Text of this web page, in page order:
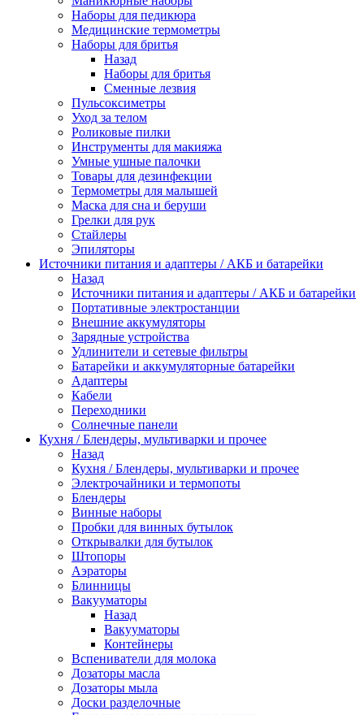
Наборы для педикюра
Медицинские термометры
Наборы для бритья
Назад
Наборы для бритья
Сменные лезвия
Пульсоксиметры
Уход за телом
Роликовые пилки
Инструменты для макияжа
Умные ушные палочки
Товары для дезинфекции
Термометры для малышей
Маска для сна и беруши
Грелки для рук
Стайлеры
Эпиляторы
Источники питания и адаптеры / АКБ и батарейки
Назад
Источники питания и адаптеры / АКБ и батарейки
Портативные электростанции
Внешние аккумуляторы
Зарядные устройства
Удлинители и сетевые фильтры
Батарейки и аккумуляторные батарейки
Адаптеры
Кабели
Переходники
Солнечные панели
Кухня / Блендеры, мультиварки и прочее
Назад
Кухня / Блендеры, мультиварки и прочее
Электрочайники и термопоты
Блендеры
Винные наборы
Пробки для винных бутылок
Открывалки для бутылок
Штопоры
Аэраторы
Блинницы
Вакууматоры
Назад
Вакууматоры
Контейнеры
Вспениватели для молока
Дозаторы масла
Дозаторы мыла
Доски разделочные